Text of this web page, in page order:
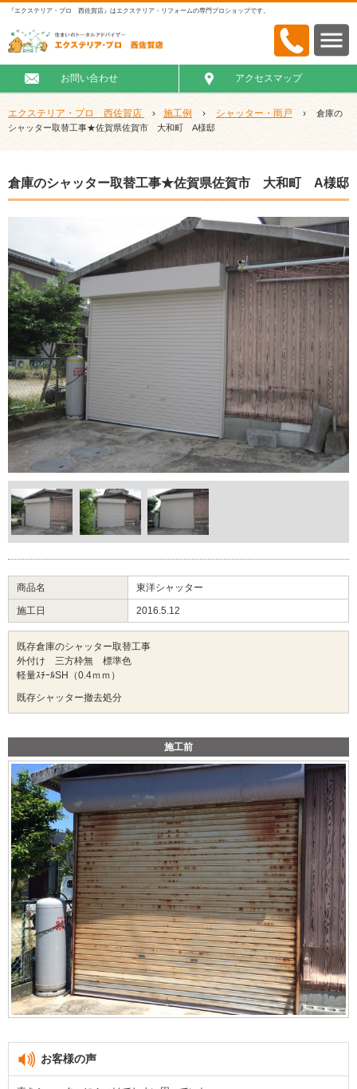
『エクステリア・プロ 西佐賀店』はエクステリア・リフォームの専門プロショップです。
お問い合わせ アクセスマップ
エクステリア・プロ 西佐賀店 › 施工例 › シャッター・雨戸 ›
倉庫の
シャッター取替工事★佐賀県佐賀市 大和町 A様邸
倉庫のシャッター取替工事★佐賀県佐賀市 大和町 A様邸
商品名 東洋シャッター
施工日 2016.5.12
既存倉庫のシャッター取替工事
外付け 三方枠無 標準色
軽量ｽﾁｰﾙSH（0.4ｍｍ）
既存シャッター撤去処分
施工前
お客様の声